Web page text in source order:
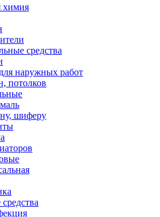
химия
средства
наружных работ
потолков
шиферу